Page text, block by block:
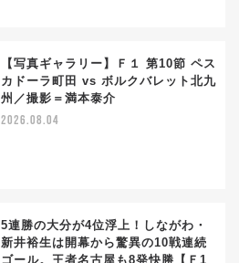
【写真ギャラリー】Ｆ１ 第10節 ペス
カドーラ町田 vs ボルクバレット北九
州／撮影＝満本泰介
2026.08.04
5連勝の大分が4位浮上！しながわ・
新井裕生は開幕から驚異の10戦連続
ゴール。王者名古屋も8発快勝【Ｆ1